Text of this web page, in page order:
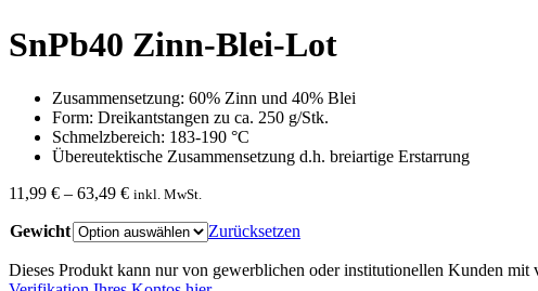
SnPb40 Zinn-Blei-Lot
Zusammensetzung: 60% Zinn und 40% Blei
Form: Dreikantstangen zu ca. 250 g/Stk.
Schmelzbereich: 183-190 °C
Übereutektische Zusammensetzung d.h. breiartige Erstarrung
11,99 € – 63,49 €Preisspanne:
bis
inkl. MwSt.
Gewicht Zurücksetzen
Dieses Produkt kann nur von gewerblichen oder institutionellen Kunden